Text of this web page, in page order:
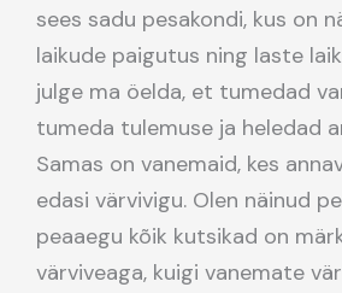
sees sadu pesakondi, kus on
laikude paigutus ning laste
julge ma öelda, et tumedad
tumeda tulemuse ja heledad
Samas on vanemaid, kes
edasi värvivigu. Olen näinud
peaaegu kõik kutsikad on
värviveaga, kuigi vanemate